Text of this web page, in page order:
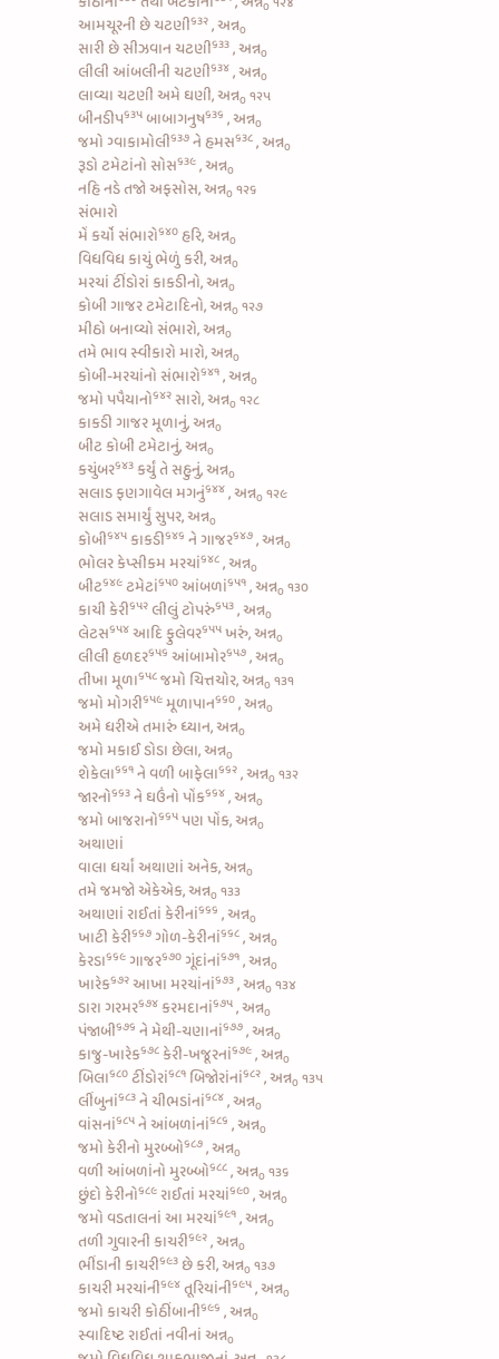
૦
આમચૂરની છે ચટણી૬૩૨ , અન્ન૦
સારી છેસીઝવાન ચટણી૬૩૩ , અન્ન૦
લીલી આંબલીની ચટણી૬૩૪ , અન્ન૦
લાવ્યા ચટણી અમે ઘણી, અન્ન૦ ૧૨૫
બીનડીપ૬૩૫ બાબાગનુષ૬૩૬ , અન્ન૦
જમોગ્વાકામોલી૬૩૭ નેહમસ૬૩૮ , અન્ન૦
રૂડોટમેટાંનો સોસ૬૩૯ , અન્ન૦
નહિ નડે તજો અફસોસ, અન્ન૦ ૧૨૬
સંભારો
મેં કર્યોસંભારો૬૪૦ હરિ, અન્ન૦
વિધવિધ કાચું ભેળું કરી, અન્ન૦
મરચાં ટીંડોરાં કાકડીનો, અન્ન૦
કોબી ગાજર ટમેટાદિનો, અન્ન૦ ૧૨૭
મીઠો બનાવ્યો સંભારો, અન્ન૦
તમે ભાવ સ્વીકારો મારો, અન્ન૦
કોબી-મરચાંનો સંભારો૬૪૧ , અન્ન૦
જમોપપૈયાનો૬૪૨ સારો, અન્ન૦ ૧૨૮
કાકડી ગાજર મૂળાનું, અન્ન૦
બીટ કોબી ટમેટાનું, અન્ન૦
કચુંબર૬૪૩ કર્યું તે સહુનું, અન્ન૦
સલાડ ફણગાવેલ મગનું૬૪૪ , અન્ન૦ ૧૨૯
સલાડ સમાર્યું સુપર, અન્ન૦
કોબી૬૪૫ કાકડી૬૪૬ નેગાજર૬૪૭ , અન્ન૦
ભોલર કેપ્સીકમ મરચાં૬૪૮ , અન્ન૦
બીટ૬૪૯ ટમેટાં૬૫૦ આંબળાં૬૫૧ , અન્ન૦ ૧૩૦
કાચી કેરી૬૫૨ લીલું ટોપરું૬૫૩ , અન્ન૦
લેટસ૬૫૪ આદિફુલેવર૬૫૫ ખરું, અન્ન૦
લીલી હળદર૬૫૬ આંબામોર૬૫૭ , અન્ન૦
તીખા મૂળા૬૫૮ જમો ચિત્તચોર, અન્ન૦ ૧૩૧
જમોમોગરી૬૫૯ મૂળાપાન૬૬૦ , અન્ન૦
અમે ધરીએ તમારું ધ્યાન, અન્ન૦
જમો મકાઈ ડોડા છેલા, અન્ન૦
શેકેલા૬૬૧ ને વળી બાફેલા૬૬૨ , અન્ન૦ ૧૩૨
જારનો૬૬૩ ને ઘઉંનો પોંક૬૬૪ , અન્ન૦
જમો બાજરાનો૬૬૫ પણ પોંક, અન્ન૦
અથાણાં
વાલા ધર્યાં અથાણાં અનેક, અન્ન૦
તમે જમજો એકેએક, અન્ન૦ ૧૩૩
અથાણાંરાઈતાં કેરીનાં૬૬૬ , અન્ન૦
ખાટી કેરી૬૬૭ ગોળ-કેરીનાં૬૬૮ , અન્ન૦
કેરડા૬૬૯ ગાજર૬૭૦ ગૂંદાંનાં૬૭૧ , અન્ન૦
ખારેક૬૭૨ આખા મરચાંનાં૬૭૩ , અન્ન૦ ૧૩૪
ડારા ગરમર૬૭૪ કરમદાનાં૬૭૫ , અન્ન૦
પંજાબી૬૭૬ નેમેથી-ચણાનાં૬૭૭ , અન્ન૦
કાજુ-ખારેક૬૭૮ કેરી-ખજૂરનાં૬૭૯ , અન્ન૦
બિલા૬૮૦ ટીંડોરાં૬૮૧ બિજોરાંનાં૬૮૨ , અન્ન૦ ૧૩૫
લીંબુનાં૬૮૩ નેચીભડાંનાં૬૮૪ , અન્ન૦
વાંસનાં૬૮૫ નેઆંબળાંનાં૬૮૬ , અન્ન૦
જમો કેરીનો મુરબ્બો૬૮૭ , અન્ન૦
વળીઆંબળાંનો મુરબ્બો૬૮૮ , અન્ન૦ ૧૩૬
છુંદો કેરીનો૬૮૯ રાઈતાં મરચાં૬૯૦ , અન્ન૦
જમોવડતાલનાં આ મરચાં૬૯૧ , અન્ન૦
તળીગુવારની કાચરી૬૯૨ , અન્ન૦
ભીંડાની કાચરી૬૯૩ છે કરી, અન્ન૦ ૧૩૭
કાચરી મરચાંની૬૯૪ તૂરિયાંની૬૯૫ , અન્ન૦
જમો કાચરી કોઠીંબાની૬૯૬ , અન્ન૦
સ્વાદિષ્ટ રાઈતાં નવીનાં અન્ન૦